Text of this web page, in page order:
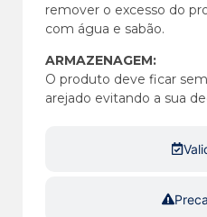
remover o excesso do
com água e sabão.
ARMAZENAGEM:
O produto deve ficar
arejado evitando a sua